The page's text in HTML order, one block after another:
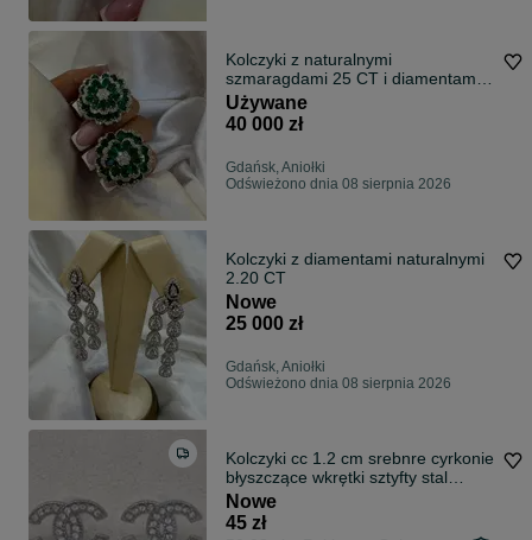
Kolczyki z naturalnymi
szmaragdami 25 CT i diamentami
3.60 CT
Używane
40 000 zł
Gdańsk, Aniołki
Odświeżono dnia 08 sierpnia 2026
Kolczyki z diamentami naturalnymi
2.20 CT
Nowe
25 000 zł
Gdańsk, Aniołki
Odświeżono dnia 08 sierpnia 2026
Kolczyki cc 1.2 cm srebnre cyrkonie
błyszczące wkrętki sztyfty stal
chirurgiczna
Nowe
45 zł